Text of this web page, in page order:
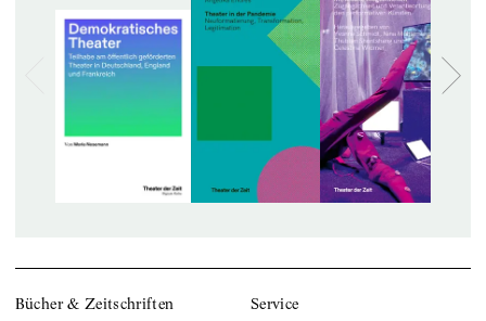
Bücher & Zeitschriften Service